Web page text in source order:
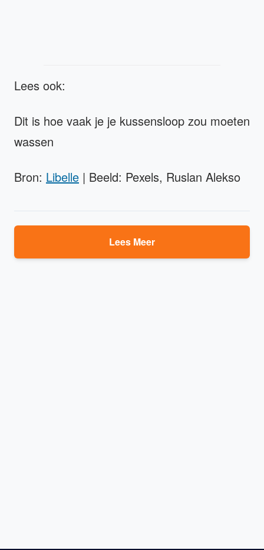
Lees ook:
Dit is hoe vaak je je kussensloop zou moeten
wassen
Bron: Libelle | Beeld: Pexels, Ruslan Alekso
Lees Meer